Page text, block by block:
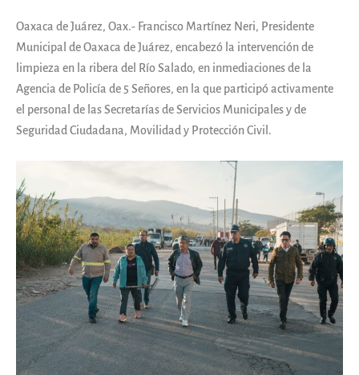
k
pp r
Oaxaca de Juárez, Oax.- Francisco Martínez Neri, Presidente
Municipal de Oaxaca de Juárez, encabezó la intervención de
limpieza en la ribera del Río Salado, en inmediaciones de la
Agencia de Policía de 5 Señores, en la que participó activamente
el personal de las Secretarías de Servicios Municipales y de
Seguridad Ciudadana, Movilidad y Protección Civil.